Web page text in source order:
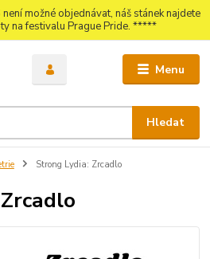
možné objednávat, náš stánek najdete
na festivalu Prague Pride. *****
Menu
Hledat
Strong Lydia: Zrcadlo